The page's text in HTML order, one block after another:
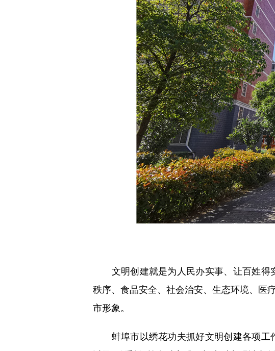
文明创建就是为人民办实事、让百姓得
秩序、食品安全、社会治安、生态环境、医
市形象。
蚌埠市以绣花功夫抓好文明创建各项工